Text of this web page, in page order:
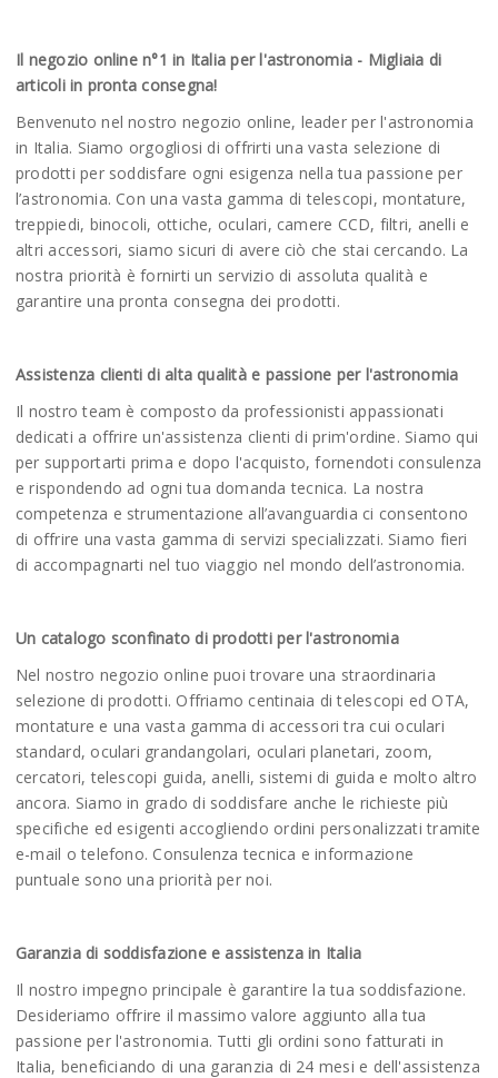
Il negozio online n°1 in Italia per l'astronomia - Migliaia di
articoli in pronta consegna!
Benvenuto nel nostro negozio online, leader per l'astronomia
in Italia. Siamo orgogliosi di offrirti una vasta selezione di
prodotti per soddisfare ogni esigenza nella tua passione per
l’astronomia. Con una vasta gamma di telescopi, montature,
treppiedi, binocoli, ottiche, oculari, camere CCD, filtri, anelli e
altri accessori, siamo sicuri di avere ciò che stai cercando. La
nostra priorità è fornirti un servizio di assoluta qualità e
garantire una pronta consegna dei prodotti.
Assistenza clienti di alta qualità e passione per l'astronomia
Il nostro team è composto da professionisti appassionati
dedicati a offrire un'assistenza clienti di prim'ordine. Siamo qui
per supportarti prima e dopo l'acquisto, fornendoti consulenza
e rispondendo ad ogni tua domanda tecnica. La nostra
competenza e strumentazione all’avanguardia ci consentono
di offrire una vasta gamma di servizi specializzati. Siamo fieri
di accompagnarti nel tuo viaggio nel mondo dell’astronomia.
Un catalogo sconfinato di prodotti per l'astronomia
Nel nostro negozio online puoi trovare una straordinaria
selezione di prodotti. Offriamo centinaia di telescopi ed OTA,
montature e una vasta gamma di accessori tra cui oculari
standard, oculari grandangolari, oculari planetari, zoom,
cercatori, telescopi guida, anelli, sistemi di guida e molto altro
ancora. Siamo in grado di soddisfare anche le richieste più
specifiche ed esigenti accogliendo ordini personalizzati tramite
e-mail o telefono. Consulenza tecnica e informazione
puntuale sono una priorità per noi.
Garanzia di soddisfazione e assistenza in Italia
Il nostro impegno principale è garantire la tua soddisfazione.
Desideriamo offrire il massimo valore aggiunto alla tua
passione per l'astronomia. Tutti gli ordini sono fatturati in
Italia, beneficiando di una garanzia di 24 mesi e dell'assistenza